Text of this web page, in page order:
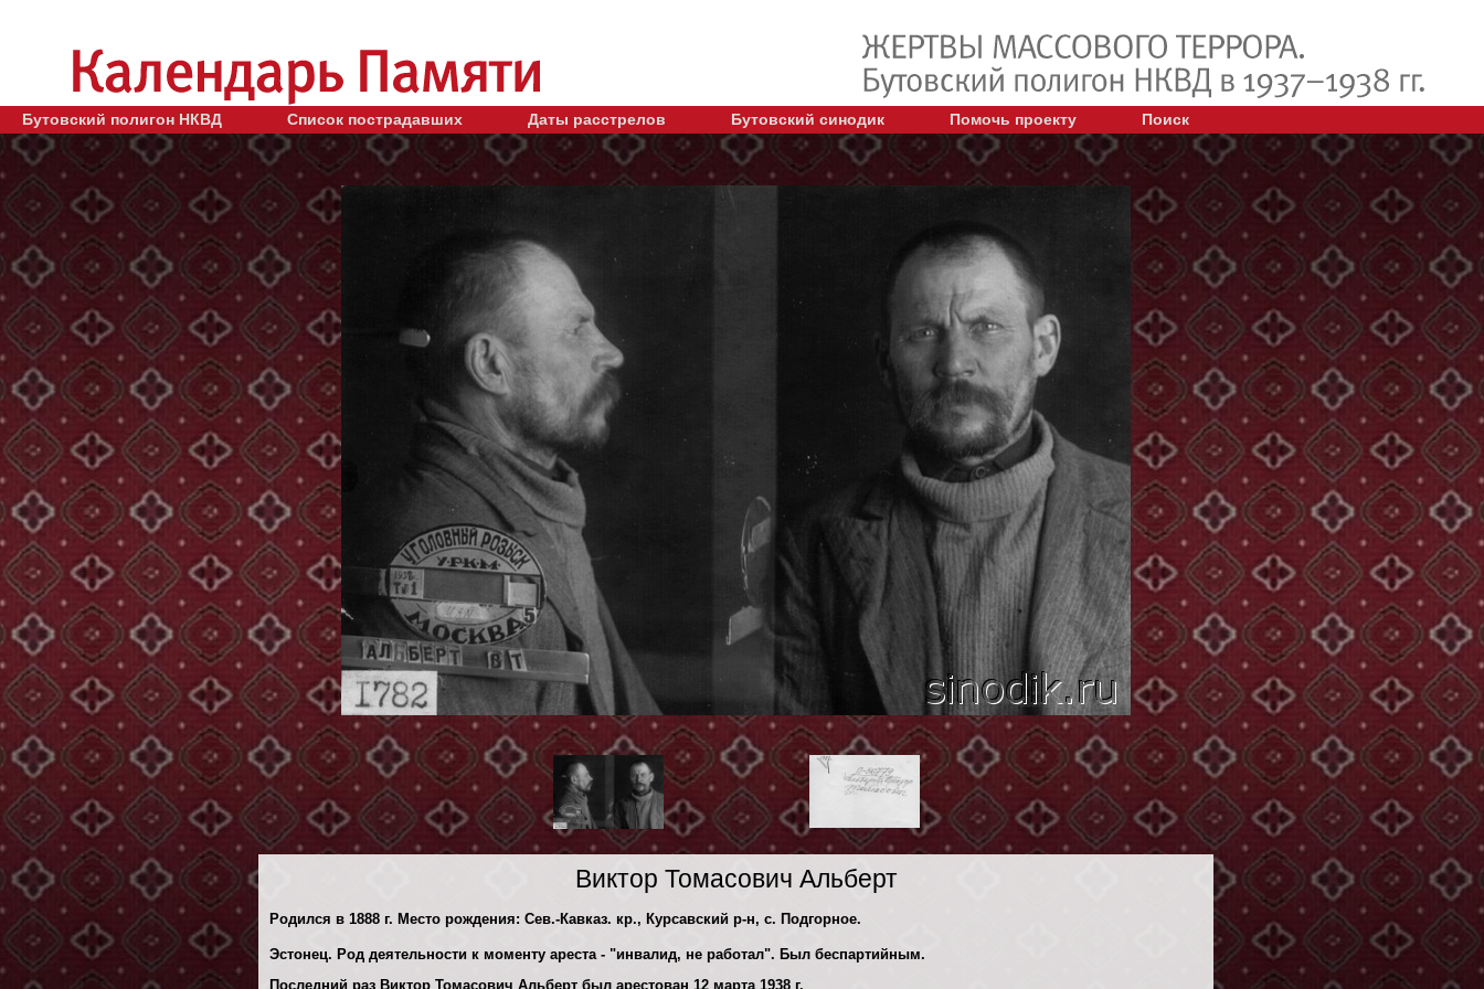
Бутовский полигон НКВД Список пострадавших Даты расстрелов Бутовский синодик Помочь проекту Поиск
Виктор Томасович Альберт
Родился в 1888 г. Место рождения: Сев.-Кавказ. кр., Курсавский р-н, с. Подгорное.
Эстонец. Род деятельности к моменту ареста - "инвалид, не работал". Был беспартийным.
Последний раз Виктор Томасович Альберт был арестован 12 марта 1938 г.